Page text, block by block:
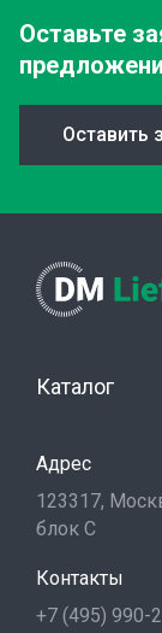
Оставьте
Оставить
Каталог
Адрес
123317,
блок С
Контакты
+7 (495) 990-